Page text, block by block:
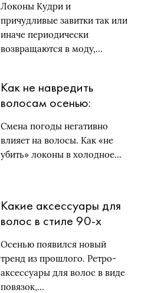
превращают в
простушку
Локоны Кудри и
причудливые завитки так или
иначе периодически
возвращаются в моду,…
Как не навредить
волосам осенью:
йоркского колориста
Кайла Уайта
Смена погоды негативно
влияет на волосы. Как «не
убить» локоны в холодное…
Какие аксессуары для
волос в стиле 90-х
Осенью появился новый
тренд из прошлого. Ретро-
аксессуары для волос в виде
повязок,…